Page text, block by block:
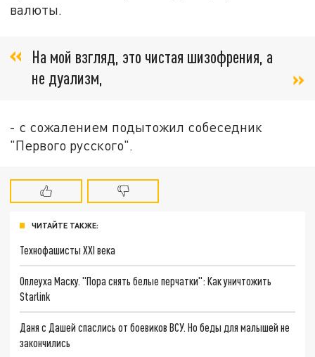
валюты.
На мой взгляд, это чистая шизофрения, а
не дуализм,
- с сожалением подытожил собеседник
"Первого русского".
ЧИТАЙТЕ ТАКЖЕ:
Технофашисты XXI века
Оплеуха Маску. "Пора снять белые перчатки": Как уничтожить
Starlink
Даня с Дашей спаслись от боевиков ВСУ. Но беды для малышей не
закончились